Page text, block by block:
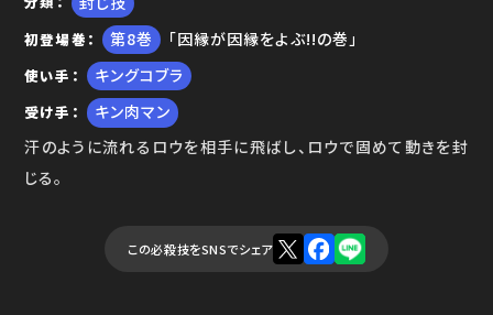
初登場巻 8 「因縁が因縁をよぶ!!の巻」
使い手 キングコブラ
受け手
キン肉マン
汗のように流れるロウを相手に飛ばし、ロウで固めて動きを封
じる。
この必殺技をSNSでシェア